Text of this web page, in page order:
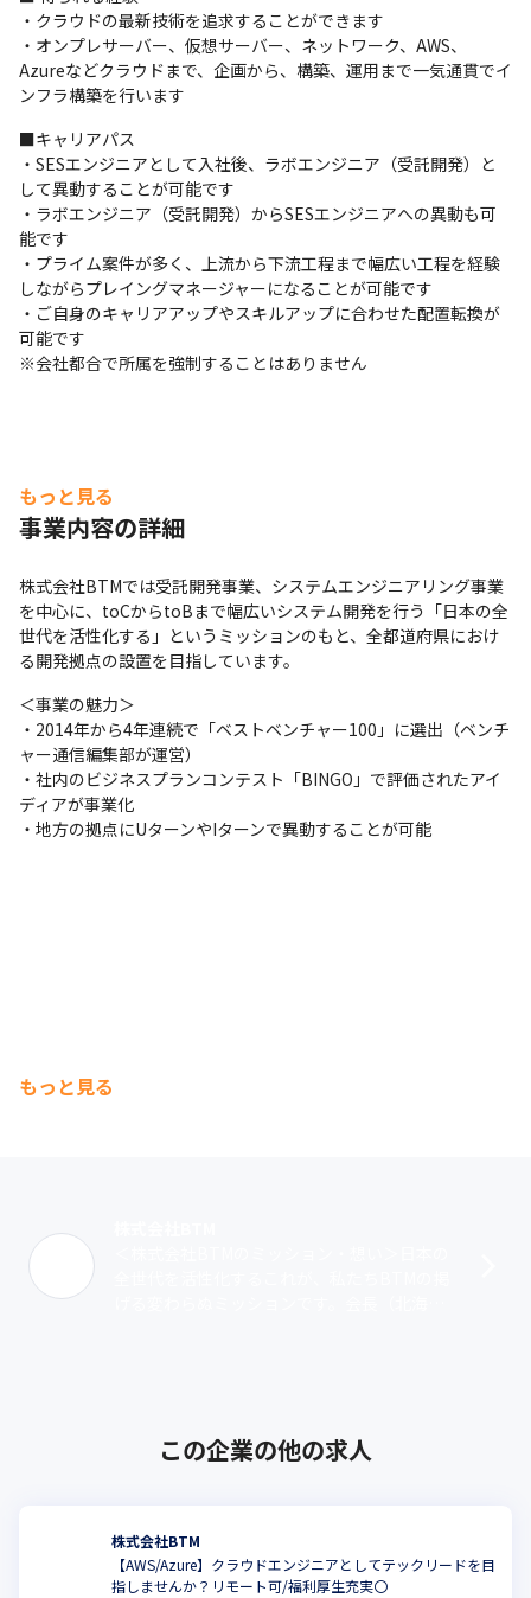
・クラウドの最新技術を追求することができます
・オンプレサーバー、仮想サーバー、ネットワーク、AWS、
Azureなどクラウドまで、企画から、構築、運用まで一気通貫でイ
ンフラ構築を行います
■キャリアパス
・SESエンジニアとして入社後、ラボエンジニア（受託開発）と
して異動することが可能です
・ラボエンジニア（受託開発）からSESエンジニアへの異動も可
能です
・プライム案件が多く、上流から下流工程まで幅広い工程を経験
しながらプレイングマネージャーになることが可能です
・ご自身のキャリアアップやスキルアップに合わせた配置転換が
可能です
※会社都合で所属を強制することはありません
もっと見る
事業内容の詳細
株式会社BTMでは受託開発事業、システムエンジニアリング事業
を中心に、toCからtoBまで幅広いシステム開発を行う「日本の全
世代を活性化する」というミッションのもと、全都道府県におけ
る開発拠点の設置を目指しています。
＜事業の魅力＞
・2014年から4年連続で「ベストベンチャー100」に選出（ベンチ
ャー通信編集部が運営）
・社内のビジネスプランコンテスト「BINGO」で評価されたアイ
ディアが事業化
・地方の拠点にUターンやIターンで異動することが可能
もっと見る
この企業の他の求人
株式会社BTM
【AWS/Azure】クラウドエンジニアとしてテックリードを目
指しませんか？リモート可/福利厚生充実〇